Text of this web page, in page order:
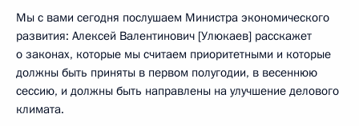
Мы с вами сегодня послушаем Министра экономического
развития: Алексей Валентинович [Улюкаев] расскажет
о законах, которые мы считаем приоритетными и которые
должны быть приняты в первом полугодии, в весеннюю
сессию, и должны быть направлены на улучшение делового
климата.